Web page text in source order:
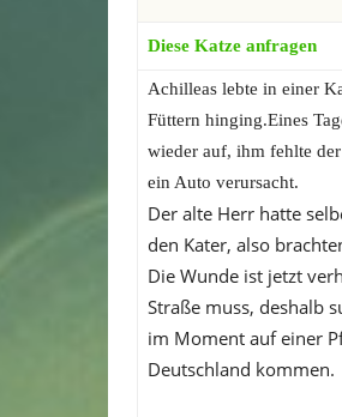
Diese Katze anfragen
Achilleas lebte in einer
Füttern hinging.Eines
wieder auf, ihm fehlte
ein Auto verursacht.
Der alte Herr hatte
den Kater, also
Die Wunde ist jetzt
Straße muss, deshalb
im Moment auf einer
Deutschland kommen.